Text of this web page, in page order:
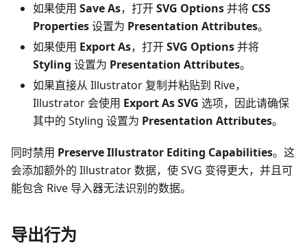
如果使用 Save As，打开SVG Options并将 CSS
Properties设置为 Presentation Attributes。
如果使用 Export As，打开SVG Options并将
Styling 设置为 Presentation Attributes。
如果直接从 Illustrator 复制并粘贴到 Rive，
Illustrator 会使用 Export As SVG 选项，因此请确保
其中的 Styling 设置为 Presentation Attributes。
同时禁用 Preserve Illustrator Editing Capabilities。这
会添加额外的 Illustrator 数据，使 SVG 变得更大，并且可
能包含 Rive 导入器无法识别的数据。
导出行为